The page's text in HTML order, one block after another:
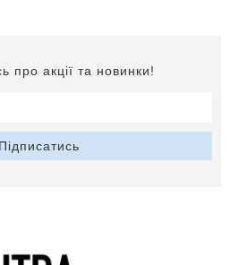
про акції та новинки!
Підписатись